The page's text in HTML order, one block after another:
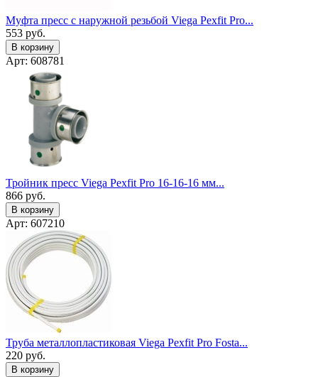
Муфта пресс с наружной резьбой Viega Pexfit Pro...
553 руб.
В корзину
Арт: 608781
Тройник пресс Viega Pexfit Pro 16-16-16 мм...
866 руб.
В корзину
Арт: 607210
Труба металлопластиковая Viega Pexfit Pro Fosta...
220 руб.
В корзину